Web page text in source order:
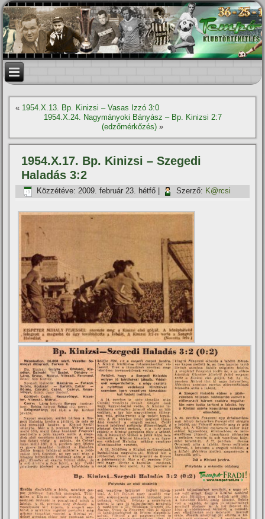
« 1954.X.13. Bp. Kinizsi – Vasas Izzó 3:0
1954.X.24. Nagymányoki Bányász – Bp. Kinizsi 2:7
(edzőmérkőzés) »
1954.X.17. Bp. Kinizsi – Szegedi
Haladás 3:2
Közzétéve: 2009. február 23. hétfő Szerző: K@rcsi